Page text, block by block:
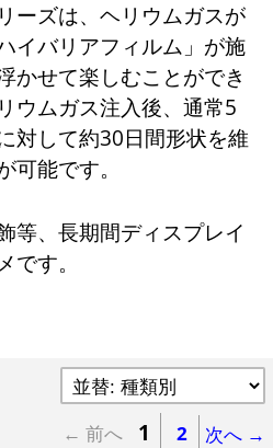
ーズは、ヘリウムガスが
イバリアフィルム」が施
かせて楽しむことができ
ウムガス注入後、通常5
対して約30日間形状を維
可能です。
等、長期間ディスプレイ
です。
← 前へ 1 2 次へ →